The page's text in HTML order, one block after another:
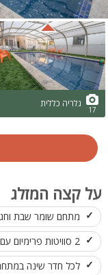
17
גלריה כללית
על קצה המזלג
מתחם שומר שבת
2 סוויטות פרימיום עם 2 חדרי שינה וג'קוזי פנימי בכל אחת
לכל חדר שינה